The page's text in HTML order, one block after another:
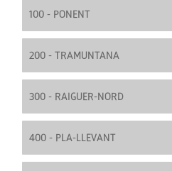
100 - PONENT
200 - TRAMUNTANA
300 - RAIGUER-NORD
400 - PLA-LLEVANT